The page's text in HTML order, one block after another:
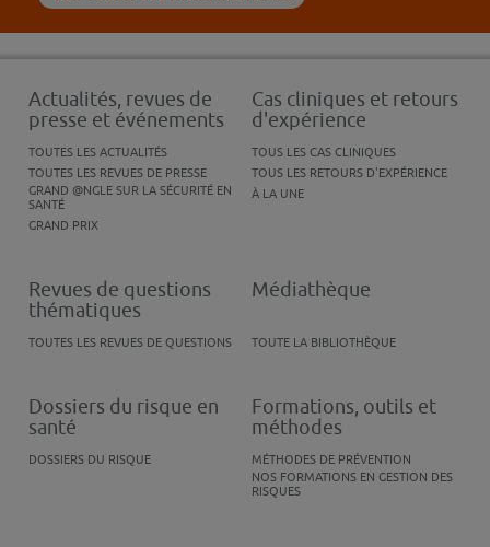
Actualités, revues de
presse et événements
TOUTES LES ACTUALITÉS
TOUTES LES REVUES DE PRESSE
GRAND @NGLE SUR LA SÉCURITÉ EN
SANTÉ
GRAND PRIX
Cas cliniques et retours
d'expérience
TOUS LES CAS CLINIQUES
TOUS LES RETOURS D'EXPÉRIENCE
À LA UNE
Revues de questions
thématiques
TOUTES LES REVUES DE QUESTIONS
Médiathèque
TOUTE LA BIBLIOTHÈQUE
Dossiers du risque en
santé
DOSSIERS DU RISQUE
Formations, outils et
méthodes
MÉTHODES DE PRÉVENTION
NOS FORMATIONS EN GESTION DES
RISQUES